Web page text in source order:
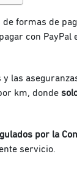
formas de
con PayPal
las
km, donde
por la
servicio.